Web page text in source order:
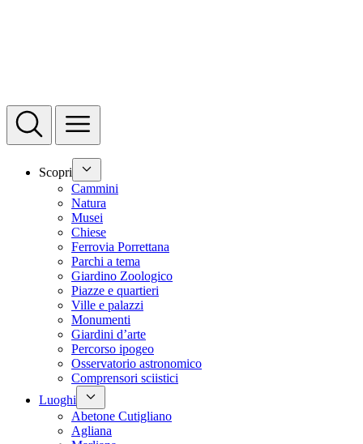
Scopri
Cammini
Natura
Musei
Chiese
Ferrovia Porrettana
Parchi a tema
Giardino Zoologico
Piazze e quartieri
Ville e palazzi
Monumenti
Giardini d’arte
Percorso ipogeo
Osservatorio astronomico
Comprensori sciistici
Luoghi
Abetone Cutigliano
Agliana